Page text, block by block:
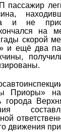
пассажир
и не
на
скорой
и ещё два
Приоры»
города
движения